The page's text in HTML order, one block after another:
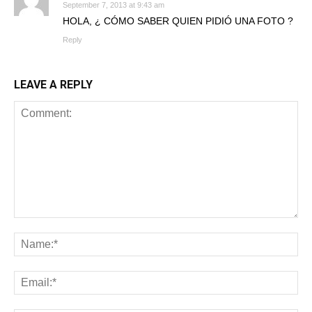
September 7, 2013 at 9:43 am
HOLA, ¿ CÓMO SABER QUIEN PIDIÓ UNA FOTO ?
Reply
LEAVE A REPLY